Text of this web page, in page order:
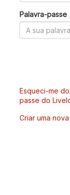
Palavra-passe
Esqueci-me
passe do
Criar uma